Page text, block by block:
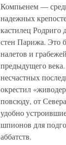
Компьенем —
надежных
кастилец Родриго
стен Парижа. Это
налетов и
предыдущего
несчастных
окрестил
повсюду, от
удобно
шпионов для
аббатств.